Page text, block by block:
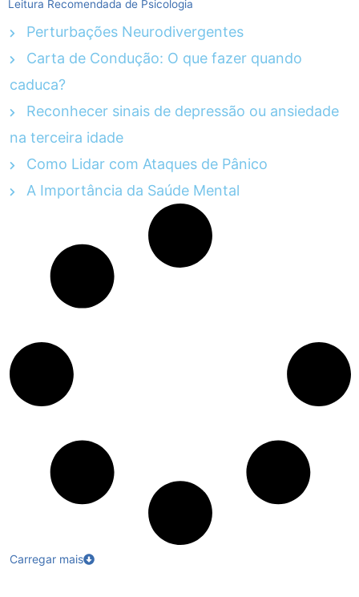
Leitura Recomendada de Psicologia
Perturbações Neurodivergentes
Carta de Condução: O que fazer quando
caduca?
Reconhecer sinais de depressão ou ansiedade
na terceira idade
Como Lidar com Ataques de Pânico
A Importância da Saúde Mental
Carregar mais